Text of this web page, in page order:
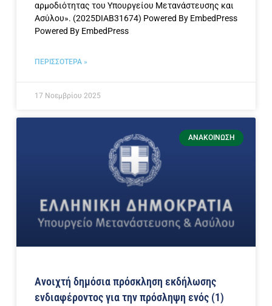
αρμοδιότητας του Υπουργείου Μετανάστευσης και
Ασύλου». (2025DIAB31674) Powered By EmbedPress
Powered By EmbedPress
ΠΕΡΙΣΣΟΤΕΡΑ »
17 Νοεμβρίου 2025
ΑΝΑΚΟΊΝΩΣΗ
Ανοιχτή δημόσια πρόσκληση εκδήλωσης
ενδιαφέροντος για την πρόσληψη ενός (1)